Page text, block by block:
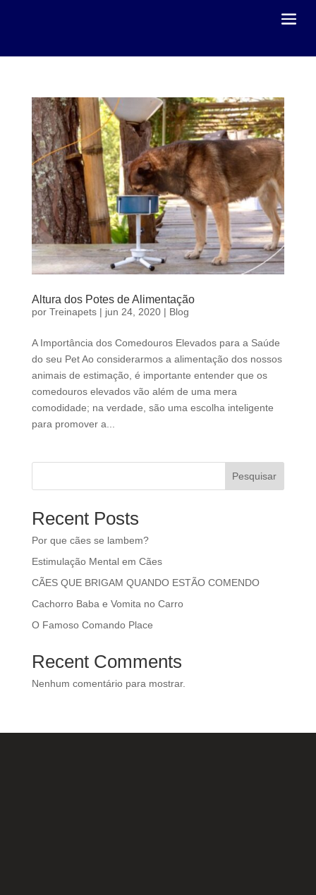
Altura dos Potes de Alimentação
por Treinapets| jun 24, 2020| Blog
A Importância dos Comedouros Elevados para a Saúde
do seu Pet Ao considerarmos a alimentação dos nossos
animais de estimação, é importante entender que os
comedouros elevados vão além de uma mera
comodidade; na verdade, são uma escolha inteligente
para promover a...
Pesquisar
Recent Posts
Por que cães se lambem?
Estimulação Mental em Cães
CÃES QUE BRIGAM QUANDO ESTÃO COMENDO
Cachorro Baba e Vomita no Carro
O Famoso Comando Place
Recent Comments
Nenhum comentário para mostrar.